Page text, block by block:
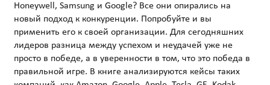
Honeywell, Samsung и Google? Все они опирались на
новый подход к конкуренции. Попробуйте и вы
применить его к своей организации. Для сегодняшних
лидеров разница между успехом и неудачей уже не
просто в победе, а в уверенности в том, что это победа в
правильной игре. В книге анализируются кейсы таких